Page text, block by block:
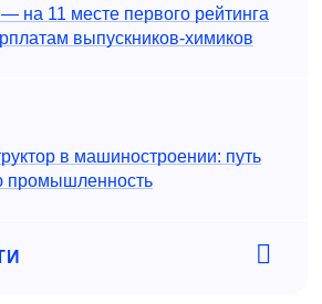
11 месте первого рейтинга
выпускников-химиков
в машиностроении: путь
промышленность